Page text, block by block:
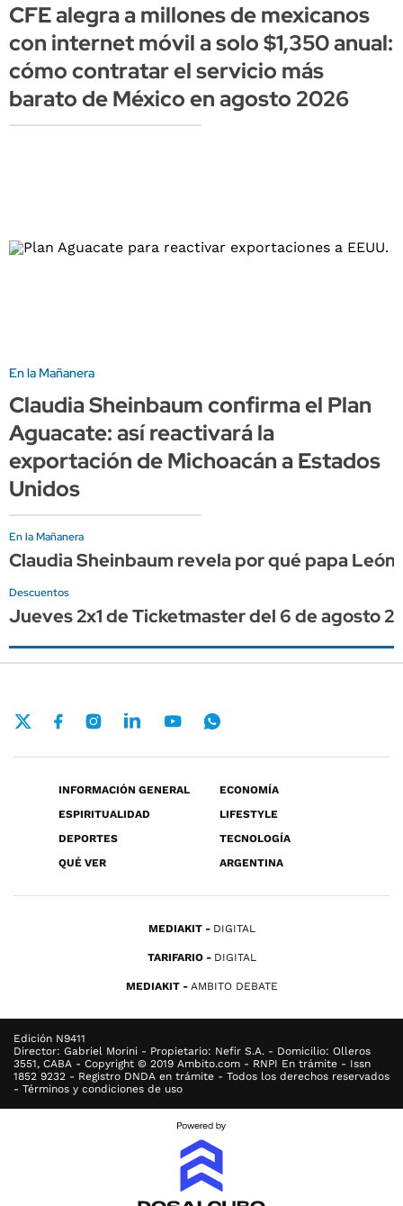
CFE alegra a millones de mexicanos
con internet móvil a solo $1,350 anual:
cómo contratar el servicio más
barato de México en agosto 2026
En la Mañanera
Claudia Sheinbaum confirma el Plan
Aguacate: así reactivará la
exportación de Michoacán a Estados
Unidos
En la Mañanera
Claudia Sheinbaum revela por qué papa
Descuentos
Jueves 2x1 de Ticketmaster del 6 de agosto
INFORMACIÓN GENERAL
ECONOMÍA
ESPIRITUALIDAD
LIFESTYLE
DEPORTES
TECNOLOGÍA
QUÉ VER
ARGENTINA
MEDIAKIT DIGITAL
TARIFARIO DIGITAL
MEDIAKIT AMBITO DEBATE
Edición N9411
Director: Gabriel Morini - Propietario: Nefir S.A. - Domicilio: Olleros
3551, CABA - Copyright © 2019 Ambito.com - RNPI En trámite - Issn
1852 9232 - Registro DNDA en trámite - Todos los derechos reservados
- Términos y condiciones de uso